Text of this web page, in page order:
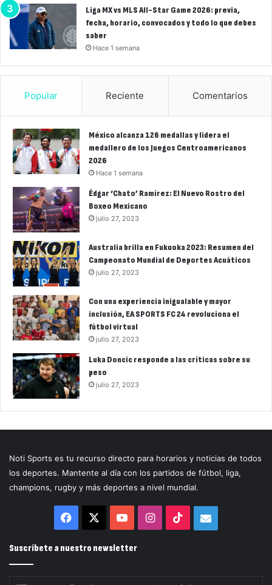
Liga MX vs MLS All-Star Game 2026: previa,
fecha, horario, convocados y todo lo que debes
saber
Hace 1 semana
Popular Reciente Comentarios
México alcanza 126 medallas y lidera el
medallero de los Juegos Centroamericanos
2026
Hace 1 semana
Édgar ‘Chato’ Ramírez: El Nuevo Rostro del
Boxeo Mexicano
julio 27, 2023
Australia brilla en Fukuoka 2023: Resumen del
Campeonato Mundial de Deportes Acuáticos
julio 27, 2023
Con una experiencia inigualable y mayor
inclusión, EA SPORTS FC 24 revoluciona el
fútbol virtual
julio 27, 2023
Luka Doncic responde a las críticas sobre su
peso
julio 27, 2023
Noti Sports es tu recurso directo para horarios y noticias de todos
los deportes. Mantente al día con los partidos de fútbol, liga,
champions, rugby y más deportes a nivel mundial.
Facebook YouTubeInstagram
TikTokCorreo
Suscríbete a nuestro newsletter